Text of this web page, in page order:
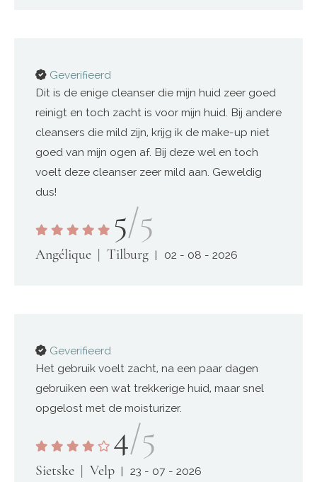
Geverifieerd
Dit is de enige cleanser die mijn huid zeer goed
reinigt en toch zacht is voor mijn huid. Bij andere
cleansers die mild zijn, krijg ik de make-up niet
goed van mijn ogen af. Bij deze wel en toch
voelt deze cleanser zeer mild aan. Geweldig
dus!
5/5
Angélique Tilburg 02 - 08 - 2026
Geverifieerd
Het gebruik voelt zacht, na een paar dagen
gebruiken een wat trekkerige huid, maar snel
opgelost met de moisturizer.
4/5
Sietske Velp 23 - 07 - 2026